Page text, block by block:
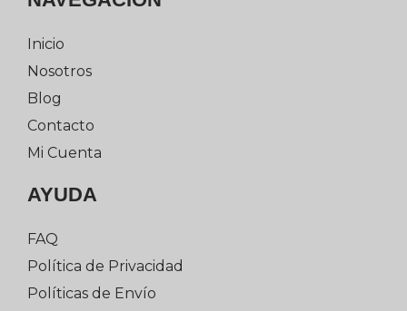
Inicio
Nosotros
Blog
Contacto
Mi Cuenta
AYUDA
FAQ
Política de Privacidad
Políticas de Envío